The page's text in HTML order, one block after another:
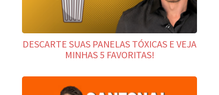
DESCARTE SUAS PANELAS TÓXICAS E VEJA
MINHAS 5 FAVORITAS!